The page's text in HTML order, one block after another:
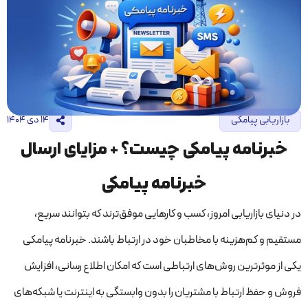
۱۴ دی ۱۴۰۴ بازاریابی پیامکی
خبرنامه پیامکی چیست؟ + مزایای ارسال
خبرنامه پیامکی
در دنیای بازاریابی امروز، کسب و کارهایی موفق‌ترند که بتوانند سریع،
مستقیم و کم‌هزینه با مخاطبان خود در ارتباط باشند. خبرنامه پیامکی
یکی از موثرترین روش‌های ارتباطی است که امکان اطلاع رسانی، افزایش
فروش و حفظ ارتباط با مشتریان را بدون وابستگی به اینترنت یا شبکه‌های